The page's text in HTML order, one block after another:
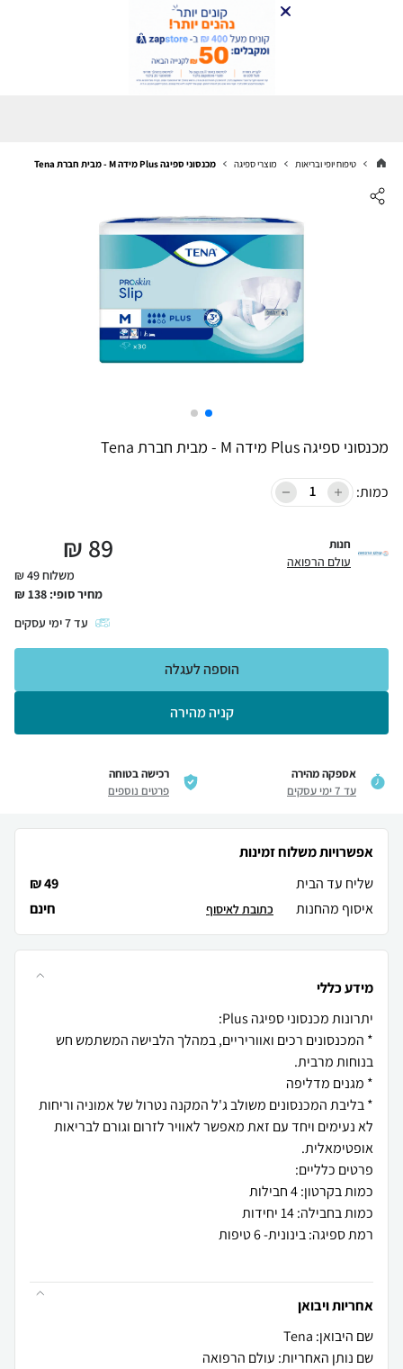
טיפוח יופי ובריאות מוצרי ספיגה מכנסוני ספיגה Plus מידה M - מבית חברת Tena
מכנסוני ספיגה Plus מידה M - מבית חברת Tena
כמות:
חנות
עולם הרפואה 89
₪
משלוח 49 ₪
מחיר סופי: 138
₪
עד7ימי עסקים
קניה מהירה
הוספה לעגלה
אספקה מהירה
עד 7 ימי עסקים
רכישה בטוחה
פרטים נוספים
אפשרויות משלוח זמינות
שליח עד הבית
49 ₪
איסוף מהחנות
חינם כתובת לאיסוף
מידע כללי
* המכנסונים רכים ואווריריים, במהלך הלבישה המשתמש חש
* בליבת המכנסונים משולב ג'ל המקנה נטרול של אמוניה וריחות
לא נעימים ויחד עם זאת מאפשר לאוויר לזרום וגורם לבריאות
אחריות ויבואן
שם היבואן: Tena
שם נותן האחריות: עולם הרפואה